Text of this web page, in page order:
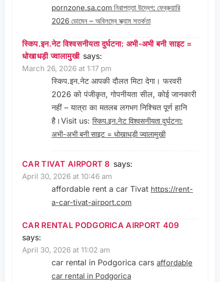
pornzone.sa.com নিরাপত্তা উদ্বেগ: ফেব্রুয়ারি
2026 ডোমেন – অবিলম্বে স্ক্যাম সতর্কতা
स्किप.इन.नेट विश्वसनीयता दुर्घटना: अभी-अभी बनी साइट =
धोखाधड़ी ज्वालामुखी says:
March 26, 2026 at 1:17 pm
स्किप.इन.नेट आपकी दौलत मिटा देगा। फरवरी
2026 को पंजीकृत, गोपनीयता सील, कोई जानकारी
नहीं – यात्रा का मतलब लगभग निश्चित पूर्ण हानि
है।Visit us:स्किप.इन.नेट विश्वसनीयता दुर्घटना:
अभी-अभी बनी साइट = धोखाधड़ी ज्वालामुखी
CAR TIVAT AIRPORT 8 says:
April 30, 2026 at 10:46 am
affordable rent a car Tivat https://rent-
a-car-tivat-airport.com
CAR RENTAL PODGORICA AIRPORT 409
says:
April 30, 2026 at 11:02 am
car rental in Podgorica cars affordable
car rental in Podgorica